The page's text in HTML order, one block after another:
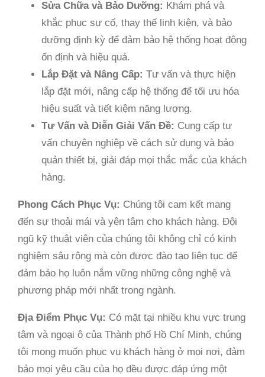
Sửa Chữa và Bảo Dưỡng: Khám phá và
khắc phục sự cố, thay thế linh kiện, và bảo
dưỡng định kỳ để đảm bảo hệ thống hoạt động
ổn định và hiệu quả.
Lắp Đặt và Nâng Cấp: Tư vấn và thực hiện
lắp đặt mới, nâng cấp hệ thống để tối ưu hóa
hiệu suất và tiết kiệm năng lượng.
Tư Vấn và Diễn Giải Vấn Đề: Cung cấp tư
vấn chuyên nghiệp về cách sử dụng và bảo
quản thiết bị, giải đáp mọi thắc mắc của khách
hàng.
Phong Cách Phục Vụ: Chúng tôi cam kết mang
đến sự thoải mái và yên tâm cho khách hàng. Đội
ngũ kỹ thuật viên của chúng tôi không chỉ có kinh
nghiệm sâu rộng mà còn được đào tạo liên tục để
đảm bảo họ luôn nắm vững những công nghệ và
phương pháp mới nhất trong ngành.
Địa Điểm Phục Vụ: Có mặt tại nhiều khu vực trung
tâm và ngoại ô của Thành phố Hồ Chí Minh, chúng
tôi mong muốn phục vụ khách hàng ở mọi nơi, đảm
bảo mọi yêu cầu của họ đều được đáp ứng một